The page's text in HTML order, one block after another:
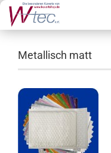
Metallisch matt